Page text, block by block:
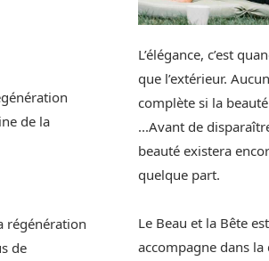
de la
régénération
de
L’élégance, c’est
que l’extérieur.
complète si la
...Avant de
beauté existera
quelque part.
Le Beau et la Bête
accompagne dans